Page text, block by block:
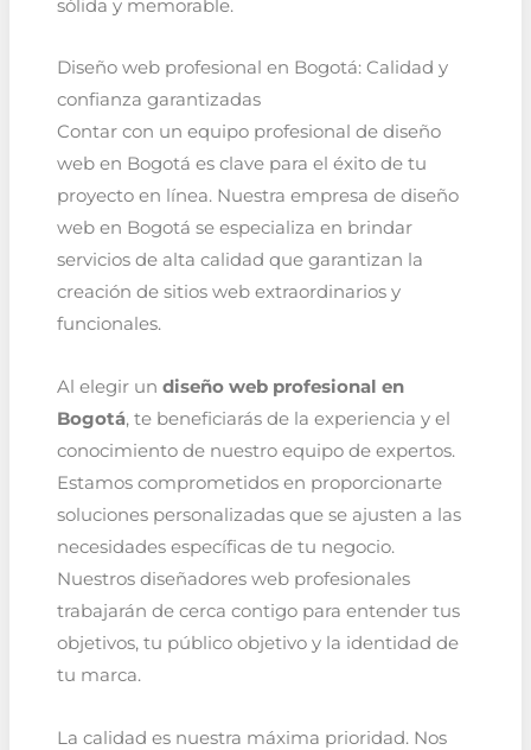
sólida y memorable.
Diseño web profesional en Bogotá: Calidad y
confianza garantizadas
Contar con un equipo profesional de diseño
web en Bogotá es clave para el éxito de tu
proyecto en línea. Nuestra empresa de diseño
web en Bogotá se especializa en brindar
servicios de alta calidad que garantizan la
creación de sitios web extraordinarios y
funcionales.
Al elegir un diseño web profesional en
Bogotá, te beneficiarás de la experiencia y el
conocimiento de nuestro equipo de expertos.
Estamos comprometidos en proporcionarte
soluciones personalizadas que se ajusten a las
necesidades específicas de tu negocio.
Nuestros diseñadores web profesionales
trabajarán de cerca contigo para entender tus
objetivos, tu público objetivo y la identidad de
tu marca.
La calidad es nuestra máxima prioridad. Nos